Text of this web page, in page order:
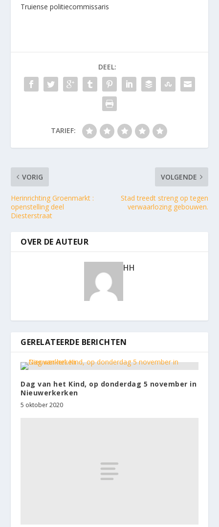
Truiense politiecommissaris
DEEL:
TARIEF:
VORIG
Herinrichting Groenmarkt :
openstelling deel
Diesterstraat
VOLGENDE
Stad treedt streng op tegen
verwaarlozing gebouwen.
OVER DE AUTEUR
HH
GERELATEERDE BERICHTEN
Dag van het Kind, op donderdag 5 november in
Nieuwerkerken
5 oktober 2020